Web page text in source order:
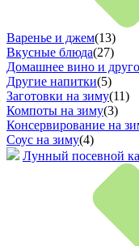
Варенье и джем(13)
Вкусные блюда(27)
Домашнее вино и
Другие напитки(5)
Заготовки на зиму(11)
Компоты на зиму(3)
Консервирование на
Соус на зиму(4)
Лунный посевной